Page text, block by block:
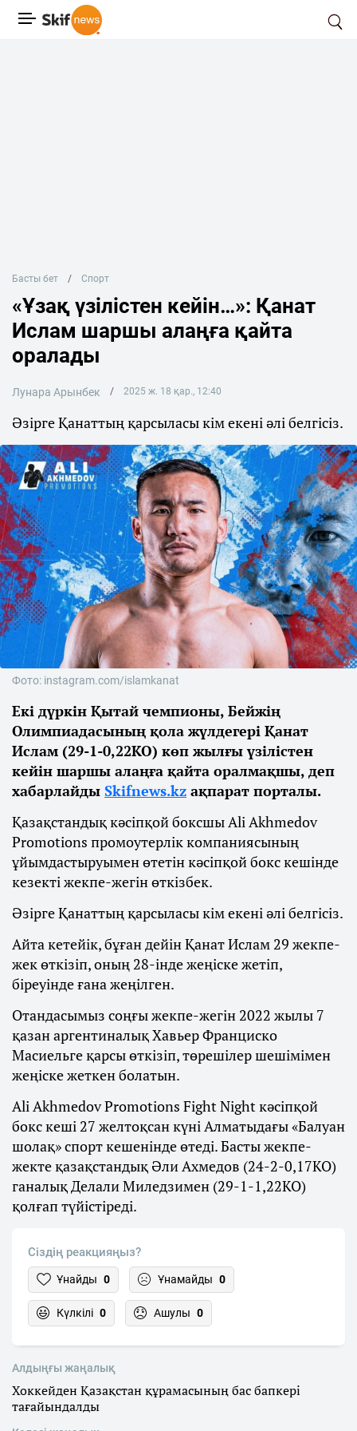
Басты бет Спорт
«Ұзақ үзілістен кейін…»: Қанат
Ислам шаршы алаңға қайта
оралады
Лунара Арынбек 2025 ж. 18 қар., 12:40
Әзірге Қанаттың қарсыласы кім екені әлі белгісіз.
Фото: instagram.com/islamkanat
Екі дүркін Қытай чемпионы, Бейжің
Олимпиадасының қола жүлдегері Қанат
Ислам (29-1-0,22КО) көп жылғы үзілістен
кейін шаршы алаңға қайта оралмақшы, деп
хабарлайды Skifnews.kz ақпарат порталы.
Қазақстандық кәсіпқой боксшы Ali Akhmedov
Promotions промоутерлік компаниясының
ұйымдастыруымен өтетін кәсіпқой бокс кешінде
кезекті жекпе-жегін өткізбек.
Әзірге Қанаттың қарсыласы кім екені әлі белгісіз.
Айта кетейік, бұған дейін Қанат Ислам 29 жекпе-
жек өткізіп, оның 28-інде жеңіске жетіп,
біреуінде ғана жеңілген.
Отандасымыз соңғы жекпе-жегін 2022 жылы 7
қазан аргентиналық Хавьер Франциско
Масиельге қарсы өткізіп, төрешілер шешімімен
жеңіске жеткен болатын.
Ali Akhmedov Promotions Fight Night кәсіпқой
бокс кеші 27 желтоқсан күні Алматыдағы «Балуан
шолақ» спорт кешенінде өтеді. Басты жекпе-
жекте қазақстандық Әли Ахмедов (24-2-0,17КО)
ганалық Делали Миледзимен (29-1-1,22КО)
қолғап түйістіреді.
Сіздің реакцияңыз?
Ұнайды 0 Ұнамайды 0
Күлкілі 0 Ашулы 0
Алдыңғы жаңалық
Хоккейден Қазақстан құрамасының бас бапкері
тағайындалды